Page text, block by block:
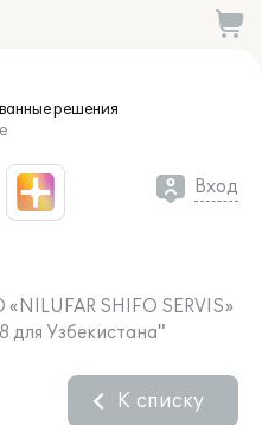
решения
Вход
SHIFO SERVIS»
для Узбекистана"
К списку